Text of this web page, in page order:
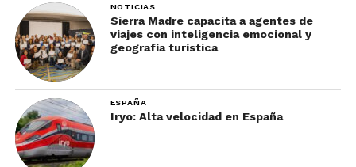
NOTICIAS
Sierra Madre capacita a agentes de
viajes con inteligencia emocional y
geografía turística
ESPAÑA
Iryo: Alta velocidad en España